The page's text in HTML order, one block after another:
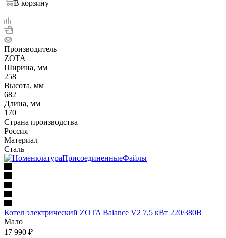
В корзину
Производитель
ZOTA
Ширина, мм
258
Высота, мм
682
Длина, мм
170
Страна производства
Россия
Материал
Сталь
Котел электрический ZOTA Balance V2 7,5 кВт 220/380В
Мало
17 990 ₽